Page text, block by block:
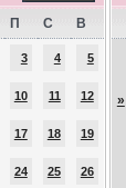
П С В
3 4 5
10 11 12
17 18 19
24 25 26
»